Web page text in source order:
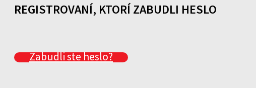
REGISTROVANÍ, KTORÍ ZABUDLI HESLO
Zabudli ste heslo?